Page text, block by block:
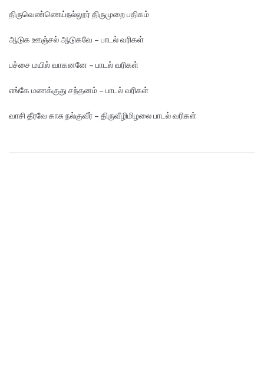
திருவெண்ணெய்நல்லூர் திருமுறை பதிகம்
ஆடுக ஊஞ்சல் ஆடுகவே – பாடல் வரிகள்
பச்சை மயில் வாகனனே – பாடல் வரிகள்
எங்கே மண‌க்குது சந்தனம் – பாடல் வரிகள்
வாசி தீரவே காசு நல்குவீர் – திருவீழிமிழலை பாடல் வரிகள்